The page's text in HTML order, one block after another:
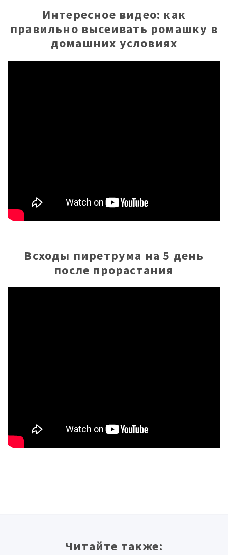
Интересное видео: как
правильно высеивать ромашку в
домашних условиях
Всходы пиретрума на 5 день
после прорастания
Читайте также: